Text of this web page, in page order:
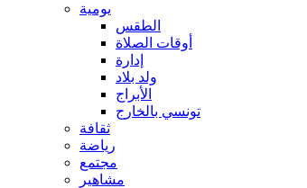
يومية
الطقس
أوقات الصلاة
إدارة
ولد بلاد
الأبراج
تونسي بالخارج
ثقافة
رياضة
مجتمع
مشاهير